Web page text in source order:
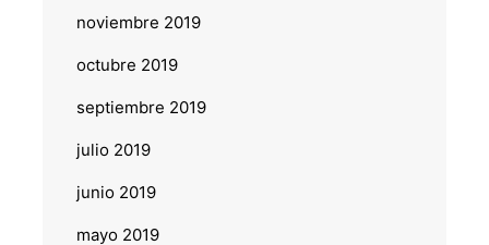
noviembre 2019
octubre 2019
septiembre 2019
julio 2019
junio 2019
mayo 2019